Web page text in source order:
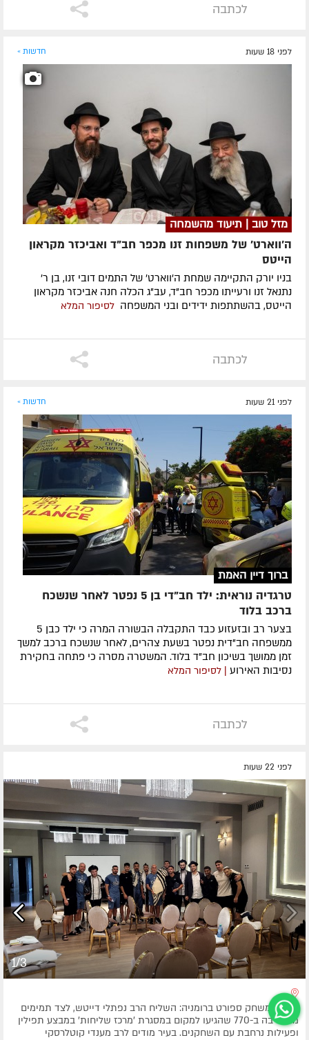
לכתבה
לפני 18 שעות חדשות »
מזל טוב | תיעוד מהשמחה
ה'ווארט' של משפחות זנו מכפר חב"ד ואביכזר מקראון
הייטס
בניו יורק התקיימה שמחת ה'ווארט' של התמים דובי זנו, בן ר'
נתנאל זנו ורעייתו מכפר חב"ד, עב"ג הכלה חנה אביכזר מקראון
הייטס, בהשתתפות ידידים ובני המשפחה לסיפור המלא
לכתבה
לפני 21 שעות חדשות »
ברוך דיין האמת
טרגדיה נוראית: ילד חב"די בן 5 נפטר לאחר שנשכח
ברכב בלוד
בצער רב ובזעזוע כבד התקבלה הבשורה המרה כי ילד כבן 5
ממשפחה חב"דית נפטר בשעת צהרים, לאחר שנשכח ברכב למשך
זמן ממושך בשיכון חב"ד בלוד. המשטרה מסרה כי פתחה בחקירת
נסיבות האירוע | לסיפור המלא
לכתבה
לפני 22 שעות
1/3
מחוץ למשחק ספורט ברומניה: השליח הרב נפתלי דייטש, לצד תמימים
מהישיבה ב-770 שהגיעו למקום במסגרת 'מרכז שליחות' במבצע תפילין
ופעילות נרחבת עם השחקנים. בעיר מודים לרב מענדי קוטלרסקי